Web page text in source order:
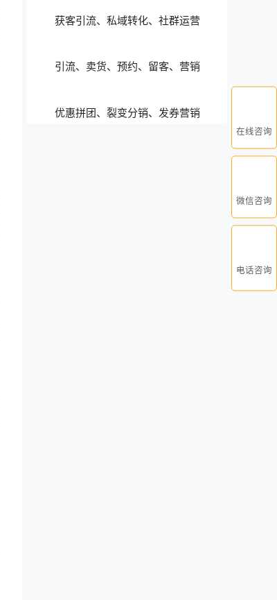
获客引流、私域转化、社群运营
引流、卖货、预约、留客、营销
优惠拼团、裂变分销、发券营销
在线咨询
微信咨询
电话咨询